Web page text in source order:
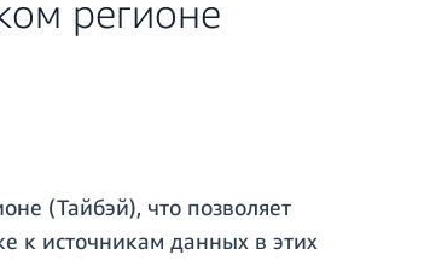
регионе
(Тайбэй), что позволяет
к источникам данных в этих